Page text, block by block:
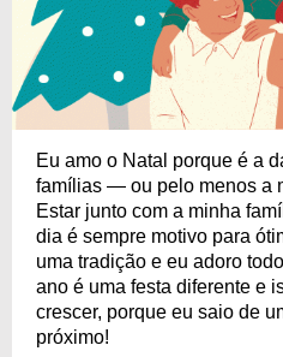
Eu amo o Natal porque é a
famílias — ou pelo menos a
Estar junto com a minha
dia é sempre motivo para
uma tradição e eu adoro
ano é uma festa diferente e
crescer, porque eu saio de
próximo!